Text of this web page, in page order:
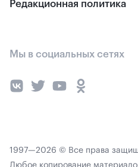
Редакционная политика
Мы в социальных сетях
1997—2026 © Все права
Любое копирование